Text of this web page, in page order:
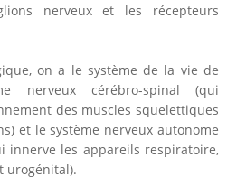
nerveux et les récepteurs
on a le système de la vie de
nerveux cérébro-spinal (qui
des muscles squelettiques
et le système nerveux autonome
innerve les appareils respiratoire,
urogénital).